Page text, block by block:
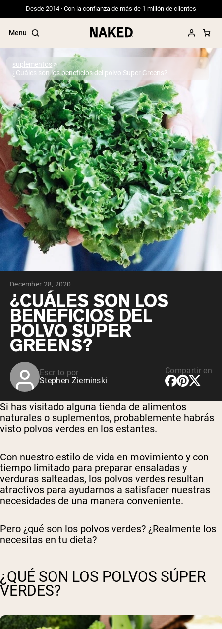
Desde 2014 · Con la confianza de más de 1 millón de clientes
Menu
Términos de Búsqueda Populares
”Protein Powder“
”Overnight Oats“
”Vegan protein“
”Collagen“
”Micellar Casein“
suplementos
¿Cuáles son los beneficios del polvo Super Greens?
December 28, 2020
¿CUÁLES SON LOS
BENEFICIOS DEL
POLVO SUPER
GREENS?
Escrito por
Stephen Zieminski
Compartir en
Si has visitado alguna tienda de alimentos
naturales o suplementos, probablemente habrás
visto polvos verdes en los estantes.
Con nuestro estilo de vida en movimiento y con
tiempo limitado para preparar ensaladas y
verduras salteadas, los polvos verdes resultan
atractivos para ayudarnos a satisfacer nuestras
necesidades de una manera conveniente.
Pero ¿qué son los polvos verdes? ¿Realmente los
necesitas en tu dieta?
¿QUÉ SON LOS POLVOS SÚPER
VERDES?